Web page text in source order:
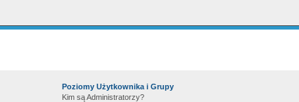
Poziomy Użytkownika i Grupy
Kim są Administratorzy?